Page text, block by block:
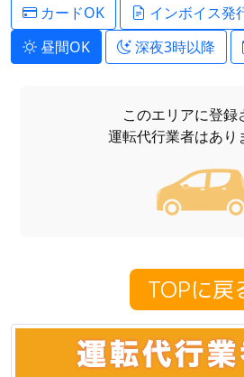
カードOK インボイス発
昼間OK
深夜3時以降
このエリアに登録
運転代行業者はあり
TOPに戻